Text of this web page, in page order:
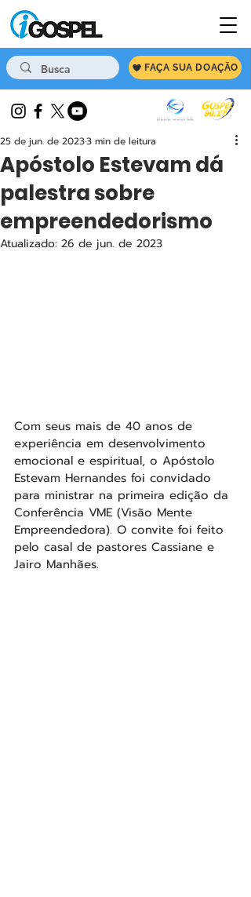
FAÇA SUA DOAÇÃO
Apóstolo Estevam dá
palestra sobre
empreendedorismo
25 de jun. de 20233 min de leitura
Atualizado: 26 de jun. de 2023
Com seus mais de 40 anos de
experiência em desenvolvimento
emocional e espiritual, o Apóstolo
Estevam Hernandes foi convidado
para ministrar na primeira edição da
Conferência VME (Visão Mente
Empreendedora). O convite foi feito
pelo casal de pastores Cassiane e
Jairo Manhães.